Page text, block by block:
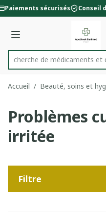
Aller au contenu
1 de 1
Paiements sécurisés Conseil
Menu
Rechercher
Recherche de médicament
Accueil / Beauté, soins et
Problèmes
irritée
Filtre